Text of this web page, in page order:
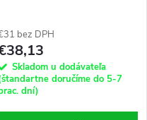
bez DPH
Skladom u dodávateľa
doručíme do 5-7
dní)